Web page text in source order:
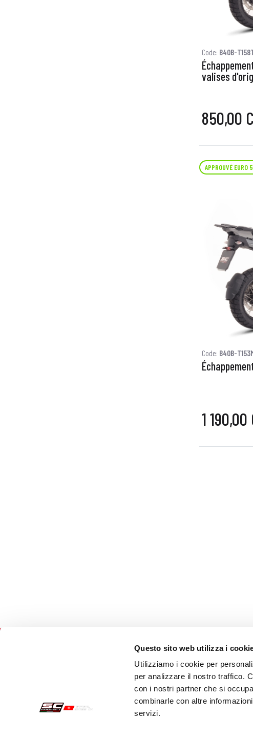
Questo sito web utilizza i
Utilizziamo i cookie per
per analizzare il nostro traffico.
con i nostri partner che si
combinarle con altre
servizi.
Code: B40B-
valises
850,00
APPROUVÉ EURO
Code: B40B-
1 190,00
Commandes Sécurisées
Résiliation
Service
Expédition